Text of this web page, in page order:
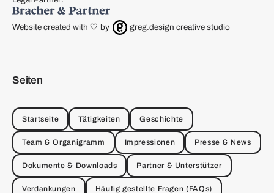
Website created with 🤍 by greg.design creative studio
Seiten
Startseite Tätigkeiten Geschichte
Team & Organigramm Impressionen Presse & News
Dokumente & Downloads Partner & Unterstützer
Verdankungen Häufig gestellte Fragen (FAQs)